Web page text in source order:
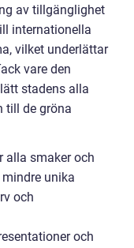
av tillgänglighet
internationella
vilket underlättar
vare den
stadens alla
till de gröna
alla smaker och
unika
och
och